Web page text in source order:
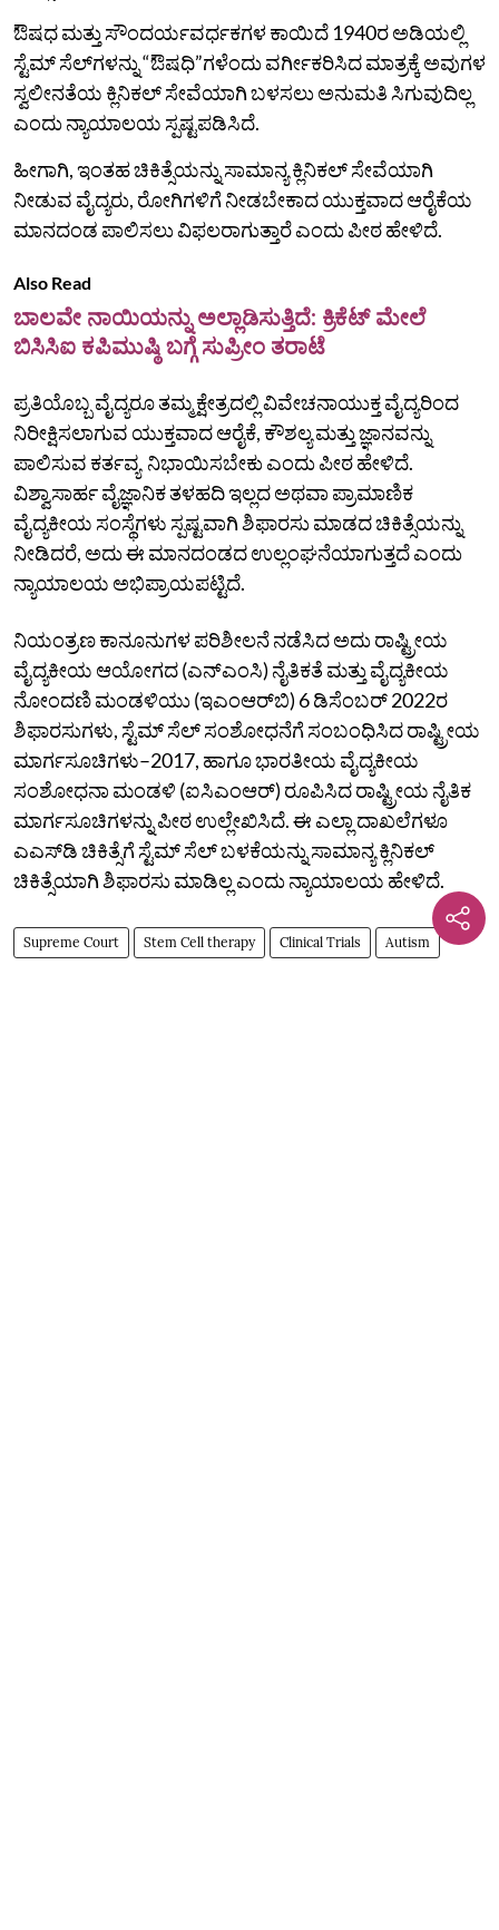
ಔಷಧ ಮತ್ತು ಸೌಂದರ್ಯವರ್ಧಕಗಳ ಕಾಯಿದೆ 1940ರ ಅಡಿಯಲ್ಲಿ
ಸ್ಟೆಮ್ ಸೆಲ್‌ಗಳನ್ನು “ಔಷಧಿ”ಗಳೆಂದು ವರ್ಗೀಕರಿಸಿದ ಮಾತ್ರಕ್ಕೆ ಅವುಗಳ
ಸ್ವಲೀನತೆಯ ಕ್ಲಿನಿಕಲ್‌ ಸೇವೆಯಾಗಿ ಬಳಸಲು ಅನುಮತಿ ಸಿಗುವುದಿಲ್ಲ
ಎಂದು ನ್ಯಾಯಾಲಯ ಸ್ಪಷ್ಟಪಡಿಸಿದೆ.
ಹೀಗಾಗಿ, ಇಂತಹ ಚಿಕಿತ್ಸೆಯನ್ನು ಸಾಮಾನ್ಯ ಕ್ಲಿನಿಕಲ್ ಸೇವೆಯಾಗಿ
ನೀಡುವ ವೈದ್ಯರು, ರೋಗಿಗಳಿಗೆ ನೀಡಬೇಕಾದ ಯುಕ್ತವಾದ ಆರೈಕೆಯ
ಮಾನದಂಡ ಪಾಲಿಸಲು ವಿಫಲರಾಗುತ್ತಾರೆ ಎಂದು ಪೀಠ ಹೇಳಿದೆ.
Also Read
ಬಾಲವೇ ನಾಯಿಯನ್ನು ಅಲ್ಲಾಡಿಸುತ್ತಿದೆ: ಕ್ರಿಕೆಟ್ ಮೇಲೆ
ಬಿಸಿಸಿಐ ಕಪಿಮುಷ್ಠಿ ಬಗ್ಗೆ ಸುಪ್ರೀಂ ತರಾಟೆ
ಪ್ರತಿಯೊಬ್ಬ ವೈದ್ಯರೂ ತಮ್ಮ ಕ್ಷೇತ್ರದಲ್ಲಿ ವಿವೇಚನಾಯುಕ್ತ ವೈದ್ಯರಿಂದ
ನಿರೀಕ್ಷಿಸಲಾಗುವ ಯುಕ್ತವಾದ ಆರೈಕೆ, ಕೌಶಲ್ಯ ಮತ್ತು ಜ್ಞಾನವನ್ನು
ಪಾಲಿಸುವ ಕರ್ತವ್ಯ ನಿಭಾಯಿಸಬೇಕು ಎಂದು ಪೀಠ ಹೇಳಿದೆ.
ವಿಶ್ವಾಸಾರ್ಹ ವೈಜ್ಞಾನಿಕ ತಳಹದಿ ಇಲ್ಲದ ಅಥವಾ ಪ್ರಾಮಾಣಿಕ
ವೈದ್ಯಕೀಯ ಸಂಸ್ಥೆಗಳು ಸ್ಪಷ್ಟವಾಗಿ ಶಿಫಾರಸು ಮಾಡದ ಚಿಕಿತ್ಸೆಯನ್ನು
ನೀಡಿದರೆ, ಅದು ಈ ಮಾನದಂಡದ ಉಲ್ಲಂಘನೆಯಾಗುತ್ತದೆ ಎಂದು
ನ್ಯಾಯಾಲಯ ಅಭಿಪ್ರಾಯಪಟ್ಟಿದೆ.
ನಿಯಂತ್ರಣ ಕಾನೂನುಗಳ ಪರಿಶೀಲನೆ ನಡೆಸಿದ ಅದು ರಾಷ್ಟ್ರೀಯ
ವೈದ್ಯಕೀಯ ಆಯೋಗದ (ಎನ್‌ಎಂಸಿ) ನೈತಿಕತೆ ಮತ್ತು ವೈದ್ಯಕೀಯ
ನೋಂದಣಿ ಮಂಡಳಿಯು (ಇಎಂಆರ್‌ಬಿ) 6 ಡಿಸೆಂಬರ್ 2022ರ
ಶಿಫಾರಸುಗಳು, ಸ್ಟೆಮ್ ಸೆಲ್ ಸಂಶೋಧನೆಗೆ ಸಂಬಂಧಿಸಿದ ರಾಷ್ಟ್ರೀಯ
ಮಾರ್ಗಸೂಚಿಗಳು–2017, ಹಾಗೂ ಭಾರತೀಯ ವೈದ್ಯಕೀಯ
ಸಂಶೋಧನಾ ಮಂಡಳಿ (ಐಸಿಎಂಆರ್‌) ರೂಪಿಸಿದ ರಾಷ್ಟ್ರೀಯ ನೈತಿಕ
ಮಾರ್ಗಸೂಚಿಗಳನ್ನು ಪೀಠ ಉಲ್ಲೇಖಿಸಿದೆ. ಈ ಎಲ್ಲಾ ದಾಖಲೆಗಳೂ
ಎಎಸ್‌ಡಿ ಚಿಕಿತ್ಸೆಗೆ ಸ್ಟೆಮ್ ಸೆಲ್ ಬಳಕೆಯನ್ನು ಸಾಮಾನ್ಯ ಕ್ಲಿನಿಕಲ್
ಚಿಕಿತ್ಸೆಯಾಗಿ ಶಿಫಾರಸು ಮಾಡಿಲ್ಲ ಎಂದು ನ್ಯಾಯಾಲಯ ಹೇಳಿದೆ.
Supreme Court Stem Cell therapy Clinical Trials Autism